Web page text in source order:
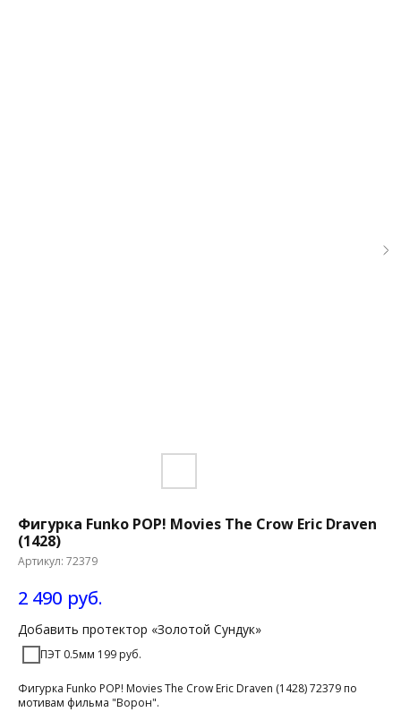
Фигурка Funko POP! Movies The Crow Eric Draven
(1428)
Артикул: 72379
2 490 руб.
Добавить протектор «Золотой Сундук»
ПЭТ 0.5мм 199 руб.
Фигурка Funko POP! Movies The Crow Eric Draven (1428) 72379 по
мотивам фильма "Ворон".